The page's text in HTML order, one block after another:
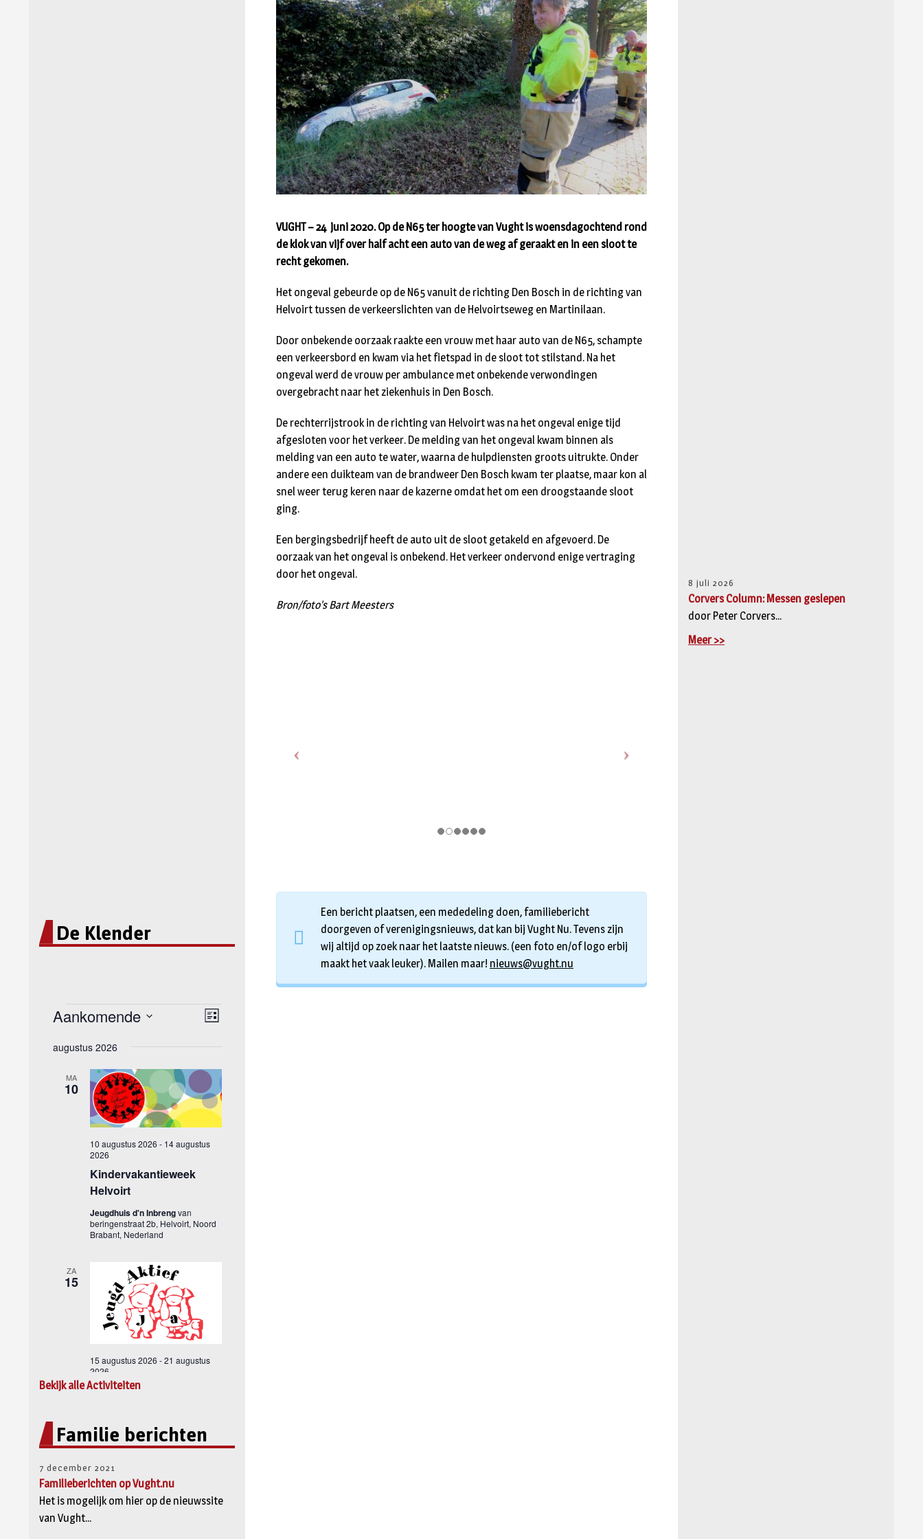
De Klender
Bekijk alle Activiteiten
Familie berichten
7 december 2021
Familieberichten op Vught.nu
Het is mogelijk om hier op de nieuwssite
van Vught...
VUGHT – 24 juni 2020. Op de N65 ter hoogte van Vught is woensdagochtend rond
de klok van vijf over half acht een auto van de weg af geraakt en in een sloot te
recht gekomen.
Het ongeval gebeurde op de N65 vanuit de richting Den Bosch in de richting van
Helvoirt tussen de verkeerslichten van de Helvoirtseweg en Martinilaan.
Door onbekende oorzaak raakte een vrouw met haar auto van de N65, schampte
een verkeersbord en kwam via het fietspad in de sloot tot stilstand. Na het
ongeval werd de vrouw per ambulance met onbekende verwondingen
overgebracht naar het ziekenhuis in Den Bosch.
De rechterrijstrook in de richting van Helvoirt was na het ongeval enige tijd
afgesloten voor het verkeer. De melding van het ongeval kwam binnen als
melding van een auto te water, waarna de hulpdiensten groots uitrukte. Onder
andere een duikteam van de brandweer Den Bosch kwam ter plaatse, maar kon al
snel weer terug keren naar de kazerne omdat het om een droogstaande sloot
ging.
Een bergingsbedrijf heeft de auto uit de sloot getakeld en afgevoerd. De
oorzaak van het ongeval is onbekend. Het verkeer ondervond enige vertraging
door het ongeval.
Bron/foto’s Bart Meesters
Een bericht plaatsen, een mededeling doen, familiebericht
doorgeven of verenigingsnieuws, dat kan bij Vught Nu. Tevens zijn
wij altijd op zoek naar het laatste nieuws. (een foto en/of logo erbij
maakt het vaak leuker). Mailen maar! nieuws@vught.nu
8 juli 2026
Corvers Column: Messen geslepen
door Peter Corvers...
Meer >>